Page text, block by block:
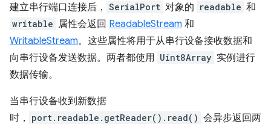
建立串行端口连接后， SerialPort 对象的 readable 和
writable 属性会返回 ReadableStream 和
WritableStream。这些属性将用于从串行设备接收数据和
向串行设备发送数据。两者都使用 Uint8Array 实例进行
数据传输。
当串行设备收到新数据
时，
port.readable.getReader().read() 会异步返回两